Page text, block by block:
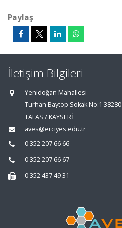
Paylaş
İletişim Bilgileri
Yenidoğan Mahallesi
Turhan Baytop Sokak No:1 38280
TALAS / KAYSERİ
aves@erciyes.edu.tr
0 352 207 66 66
0 352 207 66 67
0 352 437 49 31